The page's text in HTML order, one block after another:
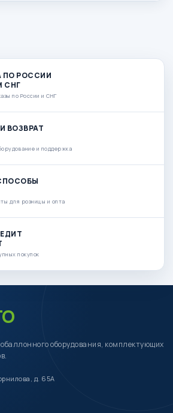
ПО РОССИИ
СНГ
по России и СНГ
ВОЗВРАТ
и поддержка
для розницы и опта
покупок
оборудования, комплектующих
д. 65А